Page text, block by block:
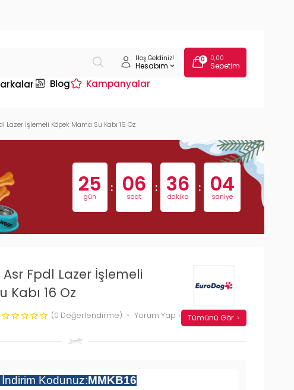
Hoş Geldiniz!
Hesabım
0 0,00
Sepetim
Blog Kampanyalar
Lazer İşlemeli Köpek Mama Su Kabı 16 Oz
25
gün
: 06
saat
: 36
dakika
: 03
saniye
Fpdl Lazer İşlemeli
Kabı 16 Oz
(0 Değerlendirme) Yorum Yap Tümünü Gör
Kodunuz:MMKB16